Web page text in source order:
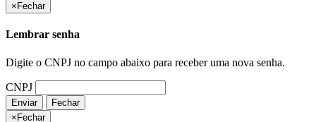
× Fechar
Lembrar senha
Digite o CNPJ no campo abaixo para receber uma nova senha.
CNPJ
Enviar
Fechar
×Fechar